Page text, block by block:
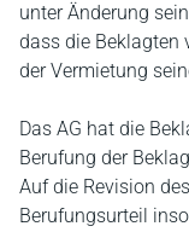
unter Änderung
dass die Beklagten
der Vermietung
Das AG hat die
Berufung der
Auf die Revision
Berufungsurteil